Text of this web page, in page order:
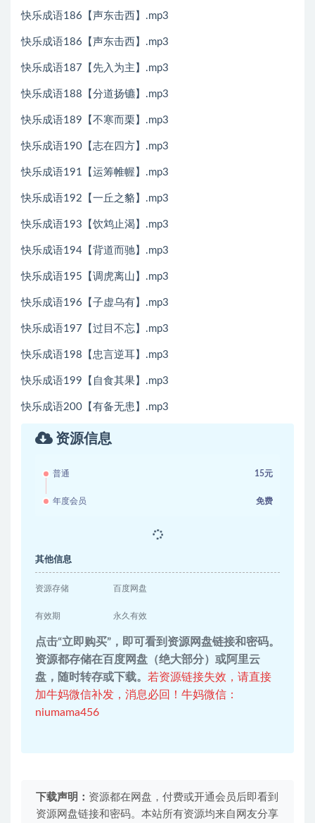
快乐成语186【声东击西】.mp3
快乐成语186【声东击西】.mp3
快乐成语187【先入为主】.mp3
快乐成语188【分道扬镳】.mp3
快乐成语189【不寒而栗】.mp3
快乐成语190【志在四方】.mp3
快乐成语191【运筹帷幄】.mp3
快乐成语192【一丘之貉】.mp3
快乐成语193【饮鸩止渴】.mp3
快乐成语194【背道而驰】.mp3
快乐成语195【调虎离山】.mp3
快乐成语196【子虚乌有】.mp3
快乐成语197【过目不忘】.mp3
快乐成语198【忠言逆耳】.mp3
快乐成语199【自食其果】.mp3
快乐成语200【有备无患】.mp3
资源信息
普通 15元
年度会员 免费
其他信息
资源存储 百度网盘
有效期 永久有效
点击“立即购买”，即可看到资源网盘链接和密码。
资源都存储在百度网盘（绝大部分）或阿里云
盘，随时转存或下载。 若资源链接失效，请直接
加牛妈微信补发，消息必回！牛妈微信：
niumama456
下载声明： 资源都在网盘，付费或开通会员后即看到
资源网盘链接和密码。本站所有资源均来自网友分享